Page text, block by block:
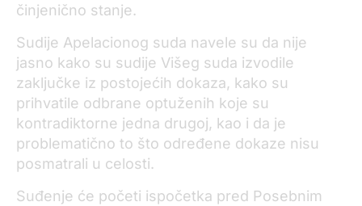
činjenično stanje.
Sudije Apelacionog suda navele su da nije
jasno kako su sudije Višeg suda izvodile
zaključke iz postojećih dokaza, kako su
prihvatile odbrane optuženih koje su
kontradiktorne jedna drugoj, kao i da je
problematično to što određene dokaze nisu
posmatrali u celosti.
Suđenje će početi ispočetka pred Posebnim